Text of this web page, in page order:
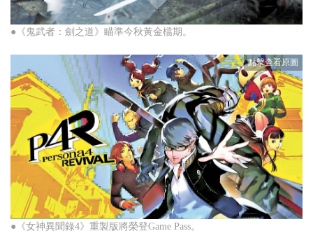
●《鬼武者：劍之道》瞄準今秋黃金檔期。
●《女神異聞錄4》重製版將榮登Game Pass。